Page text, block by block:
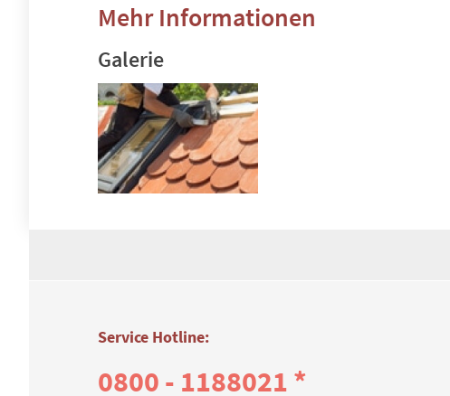
Mehr Informationen
Galerie
Service Hotline:
0800 - 1188021 *